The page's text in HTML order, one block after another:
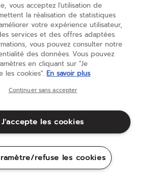
Cookies
©Babolat
vous acceptez l'utilisation de
la réalisation de statistiques
votre expérience utilisateur,
services et des offres adaptées.
vous pouvez consulter notre
des données. Vous pouvez
en cliquant sur "Je
les cookies". En savoir plus
Continuer sans accepter
J'accepte les cookies
refuse les cookies